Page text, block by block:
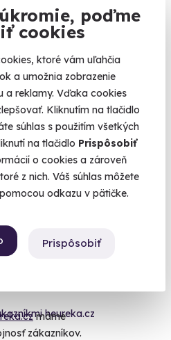
poďme
cookies
ktoré vám uľahčia
a umožnia zobrazenie
a reklamy. Vďaka cookies
Kliknutím na tlačidlo
súhlas s použitím všetkých
na tlačidlo Prispôsobiť
o cookies a zároveň
z nich. Váš súhlas môžete
odkazu v pätičke.
Prispôsobiť
keď uplynie ďalších 365 dní
osláviť. Svadobné výročia, ak sú
starostlivosť aj darček. Bronzová
svadba alebo dokonca
okamihy, ktoré potvrdzujú
Pracovné výročia
toleranciu tímu v
kancelárskeho života.
či už pre kolegu alebo
po zážitku. Vďaka tomu
sa na zážitku ako darčeku k
máme
zákazníkov.